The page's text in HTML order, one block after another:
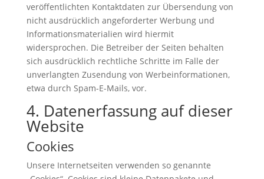
veröffentlichten Kontaktdaten zur Übersendung von
nicht ausdrücklich angeforderter Werbung und
Informationsmaterialien wird hiermit
widersprochen. Die Betreiber der Seiten behalten
sich ausdrücklich rechtliche Schritte im Falle der
unverlangten Zusendung von Werbeinformationen,
etwa durch Spam-E-Mails, vor.
4. Datenerfassung auf dieser
Website
Cookies
Unsere Internetseiten verwenden so genannte